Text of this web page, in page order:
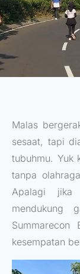
Malas
sesaat, tapi
tubuhmu. Yuk
tanpa
Apalagi
mendukung
Summarecon
kesempatan